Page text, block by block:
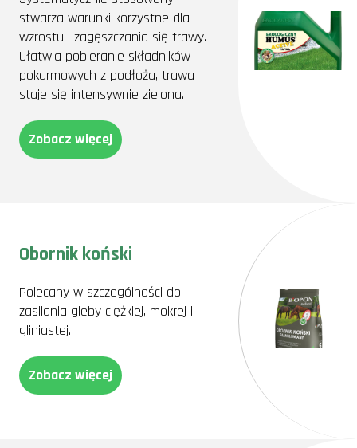
stwarza warunki korzystne dla
wzrostu i zagęszczania się trawy.
Ułatwia pobieranie składników
pokarmowych z podłoża, trawa
staje się intensywnie zielona.
Zobacz więcej
Obornik koński
Polecany w szczególności do
zasilania gleby ciężkiej, mokrej i
gliniastej.
Zobacz więcej